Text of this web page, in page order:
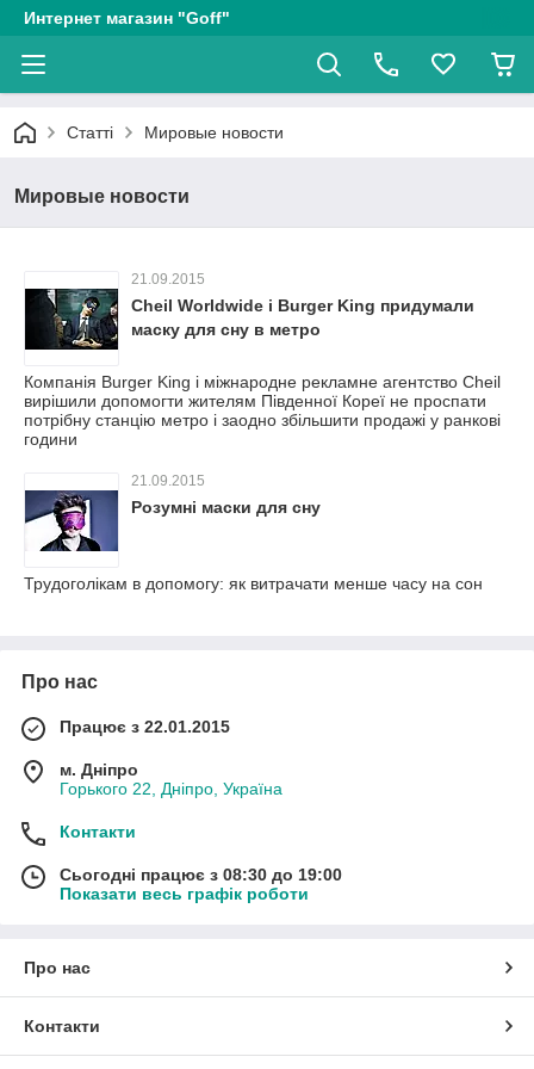
Интернет магазин "Goff"
Статті Мировые новости
Мировые новости
21.09.2015
Cheil Worldwide і Burger King придумали
маску для сну в метро
Компанія Burger King і міжнародне рекламне агентство Cheil
вирішили допомогти жителям Південної Кореї не проспати
потрібну станцію метро і заодно збільшити продажі у ранкові
години
21.09.2015
Розумні маски для сну
Трудоголікам в допомогу: як витрачати менше часу на сон
Про нас
Працює з 22.01.2015
м. Дніпро
Горького 22, Дніпро, Україна
Контакти
Сьогодні працює з 08:30 до 19:00
Показати весь графік роботи
Про нас
Контакти